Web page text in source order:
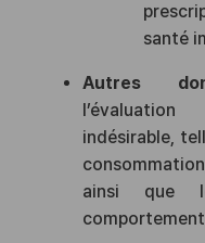
santé
Autres
indésirable,
ainsi que